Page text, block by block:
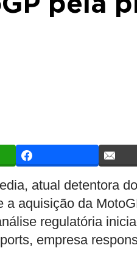
atual detentora
a aquisição da
regulatória
empresa